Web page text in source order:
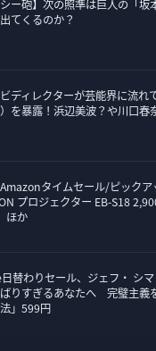
シー砲】次の照準は巨人の「
てくるのか？
ディレクターが芸能界に流れ
を暴露！浜辺美波？や川口春
タイムセール/ピックア
プロジェクター EB-S18
ほか
替わりセール、ジェフ・ シマ
ばりすぎるあなたへ 完璧主義
」599円